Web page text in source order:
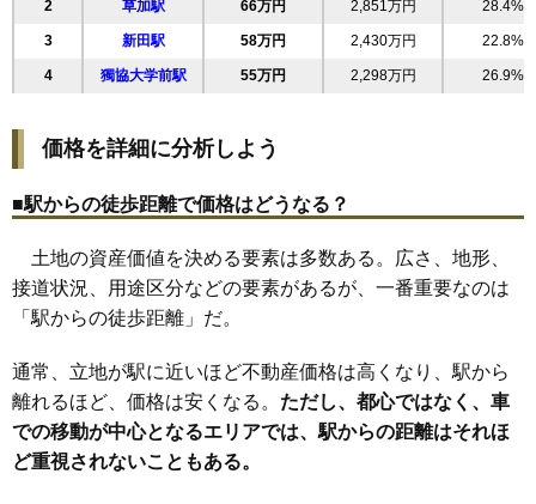
20 稲荷 59万円 3,019万円 47.8%
21 遊馬町 58万円 2,457万円 29.1%
22 西町 58万円 2,243万円 26.0%
24 新善町 56万円
26 手代 53万円 2,586万円 26.4%
27 新栄 53万円 2,157万円 25.2%
28 弁天 53万円 2,052万円 29.6%
29 青柳
30 柳島町 52万円 1,674万円 24.5%
31 北谷 52万円 2,020万円 23.3%
32 谷塚上町 51万円 3,533万円 28.6%
33 小山 50万円
2 草加駅 66万円 2,851万円 28.4%
3 新田駅 58万円 2,430万円 22.8%
4 獨協大学前駅 55万円 2,298万円 26.9%
価格を詳細に分析しよう
■駅からの徒歩距離で価格はどうなる？
土地の資産価値を決める要素は多数ある。広さ、地形、
接道状況、用途区分などの要素があるが、一番重要なのは
「駅からの徒歩距離」だ。
通常、立地が駅に近いほど不動産価格は高くなり、駅から
離れるほど、価格は安くなる。 ただし、都心ではなく、車
での移動が中心となるエリアでは、駅からの距離はそれほ
ど重視されないこともある。